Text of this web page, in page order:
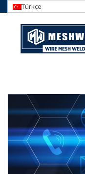
Türkçe